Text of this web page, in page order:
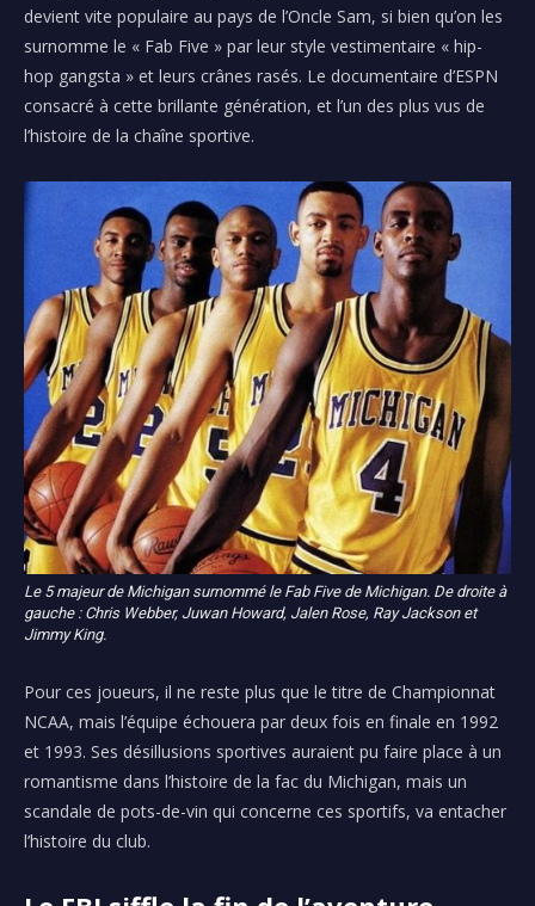
devient vite populaire au pays de l’Oncle Sam, si bien qu’on les
surnomme le « Fab Five » par leur style vestimentaire « hip-
hop gangsta » et leurs crânes rasés. Le documentaire d’ESPN
consacré à cette brillante génération, et l’un des plus vus de
l’histoire de la chaîne sportive.
Le 5 majeur de Michigan surnommé le Fab Five de Michigan. De droite à
gauche : Chris Webber, Juwan Howard, Jalen Rose, Ray Jackson et
Jimmy King.
Pour ces joueurs, il ne reste plus que le titre de Championnat
NCAA, mais l’équipe échouera par deux fois en finale en 1992
et 1993. Ses désillusions sportives auraient pu faire place à un
romantisme dans l’histoire de la fac du Michigan, mais un
scandale de pots-de-vin qui concerne ces sportifs, va entacher
l’histoire du club.